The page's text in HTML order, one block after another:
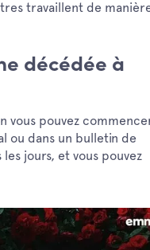
travaillent de
décédée à
vous pouvez
ou dans un bulletin de
jours, et vous pouvez